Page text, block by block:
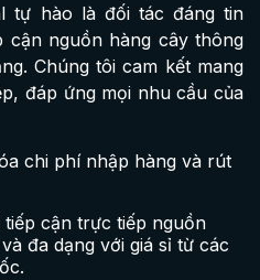
tự hào là đối tác đáng tin
cận nguồn hàng cây thông
Chúng tôi cam kết mang
đáp ứng mọi nhu cầu của
chi phí nhập hàng và rút
cận trực tiếp nguồn
đa dạng với giá sỉ từ các